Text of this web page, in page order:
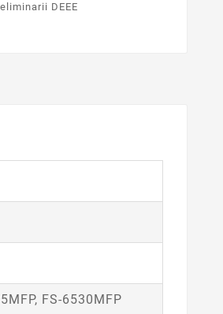
DEEE
FS-6530MFP